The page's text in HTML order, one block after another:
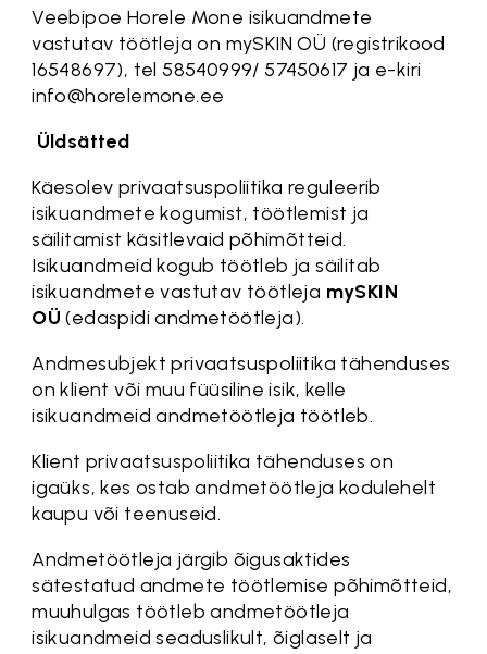
Veebipoe Horele Mone isikuandmete
vastutav töötleja on mySKIN OÜ (registrikood
16548697), tel 58540999/ 57450617 ja e-kiri
info@horelemone.ee
Üldsätted
Käesolev privaatsuspoliitika reguleerib
isikuandmete kogumist, töötlemist ja
säilitamist käsitlevaid põhimõtteid.
Isikuandmeid kogub töötleb ja säilitab
isikuandmete vastutav töötleja mySKIN
OÜ(edaspidi andmetöötleja).
Andmesubjekt privaatsuspoliitika tähenduses
on klient või muu füüsiline isik, kelle
isikuandmeid andmetöötleja töötleb.
Klient privaatsuspoliitika tähenduses on
igaüks, kes ostab andmetöötleja kodulehelt
kaupu või teenuseid.
Andmetöötleja järgib õigusaktides
sätestatud andmete töötlemise põhimõtteid,
muuhulgas töötleb andmetöötleja
isikuandmeid seaduslikult, õiglaselt ja